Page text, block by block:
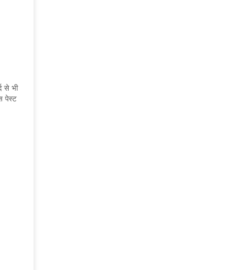
से भी
पेस्ट